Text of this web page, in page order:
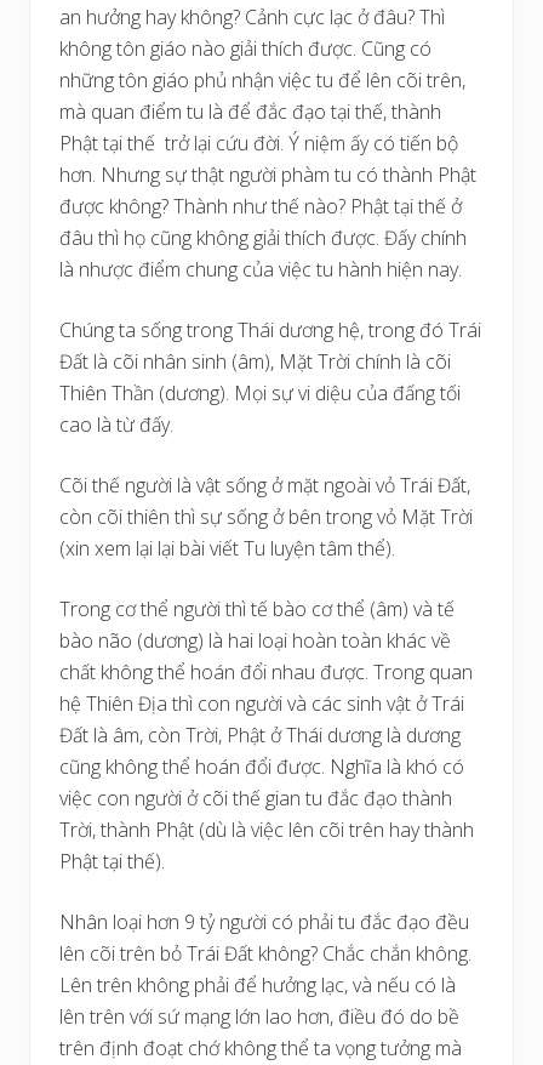
an hưởng hay không? Cảnh cực lạc ở đâu? Thì
không tôn giáo nào giải thích được. Cũng có
những tôn giáo phủ nhận việc tu để lên cõi trên,
mà quan điểm tu là để đắc đạo tại thế, thành
Phật tại thế trở lại cứu đời. Ý niệm ấy có tiến bộ
hơn. Nhưng sự thật người phàm tu có thành Phật
được không? Thành như thế nào? Phật tại thế ở
đâu thì họ cũng không giải thích được. Đấy chính
là nhược điểm chung của việc tu hành hiện nay.
Chúng ta sống trong Thái dương hệ, trong đó Trái
Đất là cõi nhân sinh (âm), Mặt Trời chính là cõi
Thiên Thần (dương). Mọi sự vi diệu của đấng tối
cao là từ đấy.
Cõi thế người là vật sống ở mặt ngoài vỏ Trái Đất,
còn cõi thiên thì sự sống ở bên trong vỏ Mặt Trời
(xin xem lại lại bài viết Tu luyện tâm thể).
Trong cơ thể người thì tế bào cơ thể (âm) và tế
bào não (dương) là hai loại hoàn toàn khác về
chất không thể hoán đổi nhau được. Trong quan
hệ Thiên Địa thì con người và các sinh vật ở Trái
Đất là âm, còn Trời, Phật ở Thái dương là dương
cũng không thể hoán đổi được. Nghĩa là khó có
việc con người ở cõi thế gian tu đắc đạo thành
Trời, thành Phật (dù là việc lên cõi trên hay thành
Phật tại thế).
Nhân loại hơn 9 tỷ người có phải tu đắc đạo đều
lên cõi trên bỏ Trái Đất không? Chắc chắn không.
Lên trên không phải để hưởng lạc, và nếu có là
lên trên với sứ mạng lớn lao hơn, điều đó do bề
trên định đoạt chớ không thể ta vọng tưởng mà